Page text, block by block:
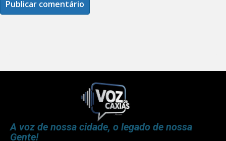
A voz de nossa cidade, o legado de nossa
Gente!